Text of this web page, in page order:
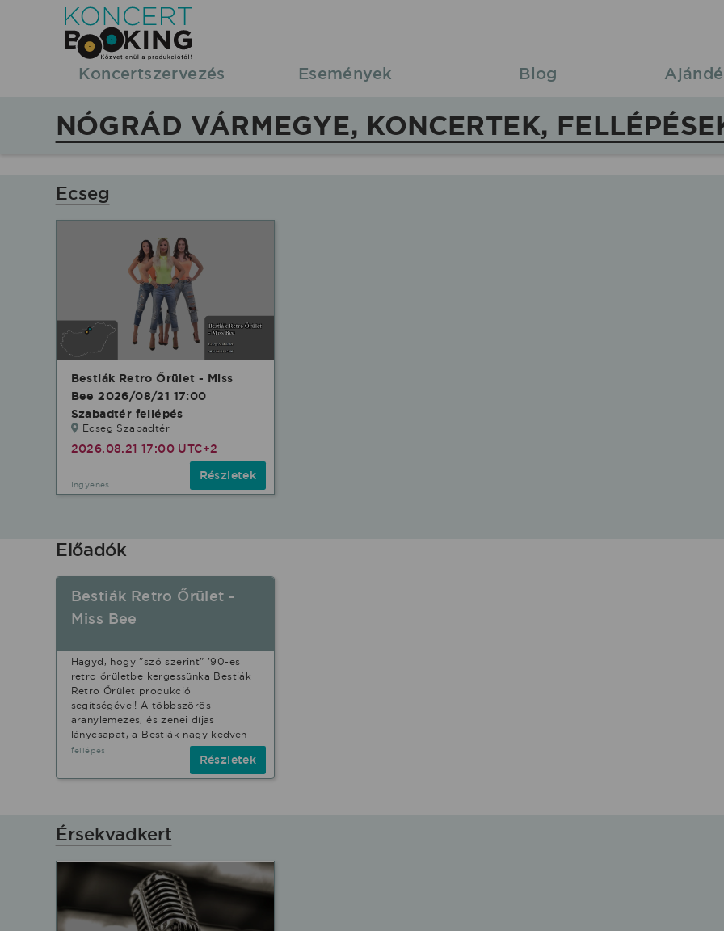
KoncertBooking
Koncertszervezés
Nógrád
vármegye,
koncertek,
fellépések
Koncertszervezés Események Blog
NÓGRÁD VÁRMEGYE, KONCERTEK,
Ecseg
Bestiák Retro Őrület - Miss
Bee 2026/08/21 17:00
Szabadtér fellépés
Ecseg Szabadtér
2026.08.21 17:00 UTC+2
Ingyenes
Részletek
Előadók
Bestiák Retro Őrület -
Miss Bee
Hagyd, hogy "szó szerint" ’90-es
retro őrületbe kergessünka Bestiák
Retro Őrület produkció
segítségével! A többszörös
aranylemezes, és zenei díjas
lánycsapat, a Bestiák nagy kedven
fellépés
Részletek
Érsekvadkert